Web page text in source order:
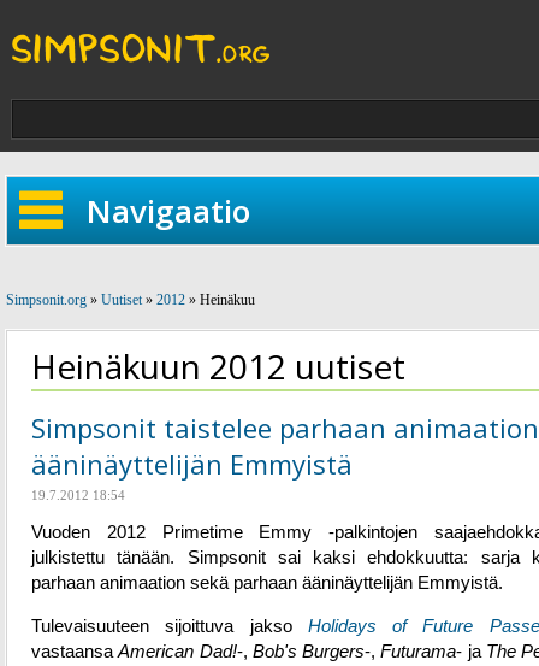
Navigaatio
Simpsonit.org » Uutiset» 2012 » Heinäkuu
Heinäkuun 2012 uutiset
Simpsonit taistelee parhaan
ääninäyttelijän Emmyistä
19.7.2012 18:54
Vuoden 2012 Primetime Emmy -palkintojen
julkistettu tänään. Simpsonit sai kaksi ehdokkuutta: sarja
parhaan animaation sekä parhaan ääninäyttelijän Emmyistä.
Tulevaisuuteen sijoittuva jakso Holidays of Future
vastaansaAmerican Dad!-, Bob's Burgers-,Futurama- ja The